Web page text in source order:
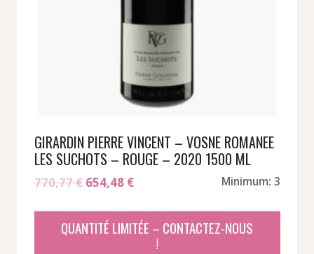
GIRARDIN PIERRE VINCENT – VOSNE ROMANEE
LES SUCHOTS – ROUGE – 2020 1500 ML
770,77€ Le
initial
était :
654,48 €Le
actuel
est :
Minimum: 3
QUANTITÉ LIMITÉE – CONTACTEZ-NOUS
!